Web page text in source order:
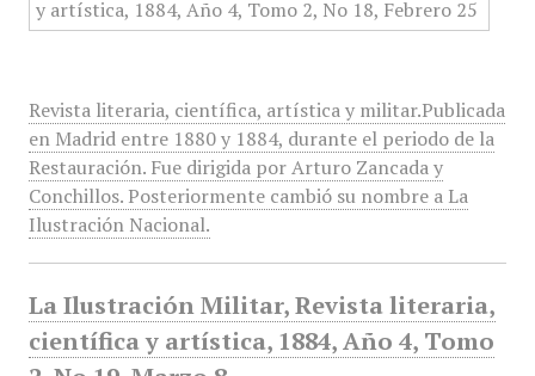
Revista literaria, científica, artística y militar.Publicada
en Madrid entre 1880 y 1884, durante el periodo de la
Restauración. Fue dirigida por Arturo Zancada y
Conchillos. Posteriormente cambió su nombre a La
Ilustración Nacional.
La Ilustración Militar, Revista literaria,
científica y artística, 1884, Año 4, Tomo